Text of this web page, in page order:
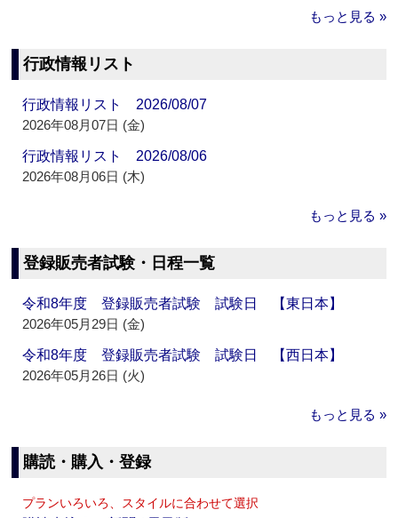
もっと見る »
行政情報リスト
行政情報リスト 2026/08/07
2026年08月07日 (金)
行政情報リスト 2026/08/06
2026年08月06日 (木)
もっと見る »
登録販売者試験・日程一覧
令和8年度 登録販売者試験 試験日 【東日本】
2026年05月29日 (金)
令和8年度 登録販売者試験 試験日 【西日本】
2026年05月26日 (火)
もっと見る »
購読・購入・登録
プランいろいろ、スタイルに合わせて選択